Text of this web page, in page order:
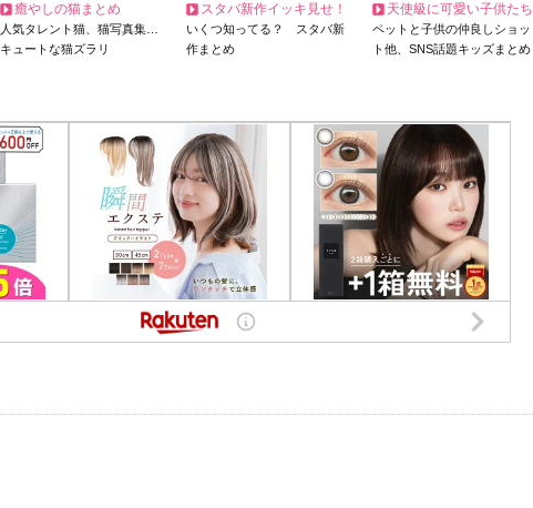
癒やしの猫まとめ
人気タレント猫、猫写真集…
キュートな猫ズラリ
スタバ新作イッキ見せ！
いくつ知ってる？ スタバ新
作まとめ
天使級に可愛い子供たち
ペットと子供の仲良しショッ
ト他、SNS話題キッズまとめ